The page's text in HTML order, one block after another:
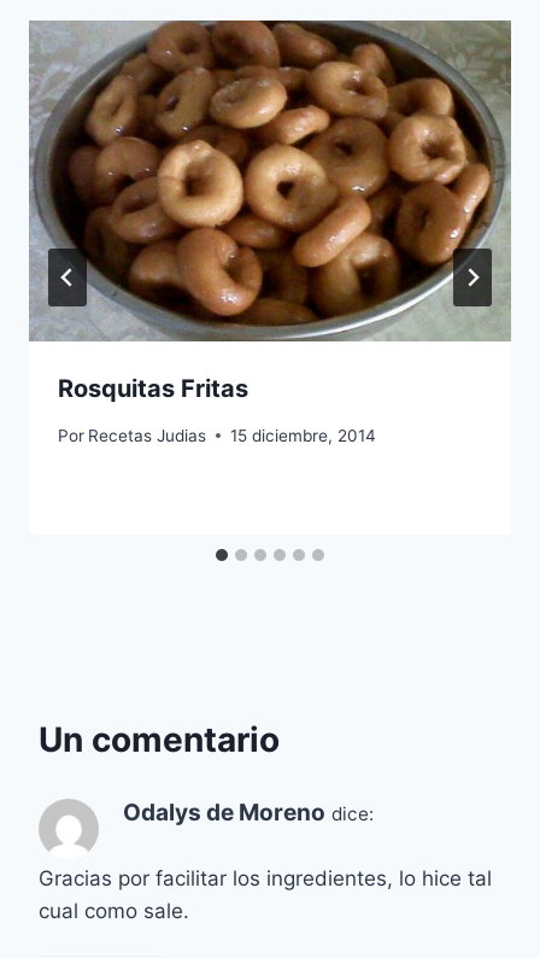
Rosquitas Fritas
Por Recetas Judias 15 diciembre, 2014
Un comentario
Odalys de Moreno dice:
Gracias por facilitar los ingredientes, lo hice tal
cual como sale.